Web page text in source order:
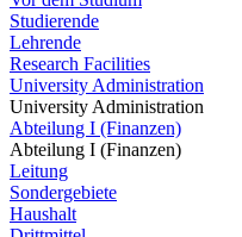
Studierende
Lehrende
Research Facilities
University Administration
University Administration
Abteilung I (Finanzen)
Abteilung I (Finanzen)
Leitung
Sondergebiete
Haushalt